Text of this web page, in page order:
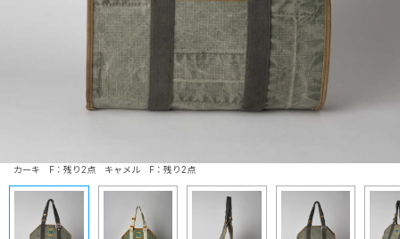
カーキ F：残り2点 キャメル F：残り2点